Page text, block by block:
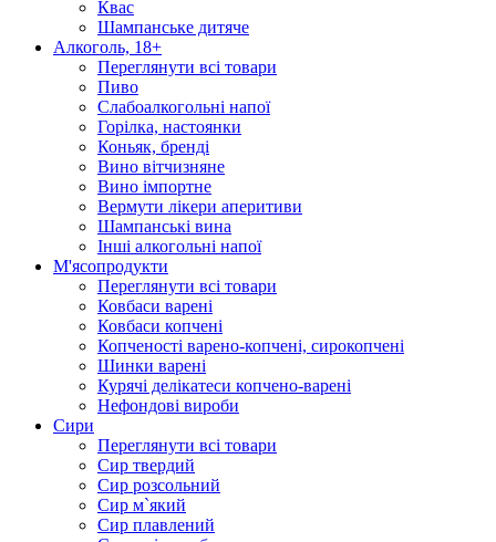
Квас
Шампанське дитяче
Алкоголь, 18+
Переглянути всі товари
Пиво
Слабоалкогольні напої
Горілка, настоянки
Коньяк, бренді
Вино вітчизняне
Вино імпортне
Вермути лікери аперитиви
Шампанські вина
Інші алкогольні напої
М'ясопродукти
Переглянути всі товари
Ковбаси варені
Ковбаси копчені
Копченості варено-копчені, сирокопчені
Шинки варені
Курячі делікатеси копчено-варені
Нефондові вироби
Сири
Переглянути всі товари
Сир твердий
Сир розсольний
Сир м`який
Сир плавлений